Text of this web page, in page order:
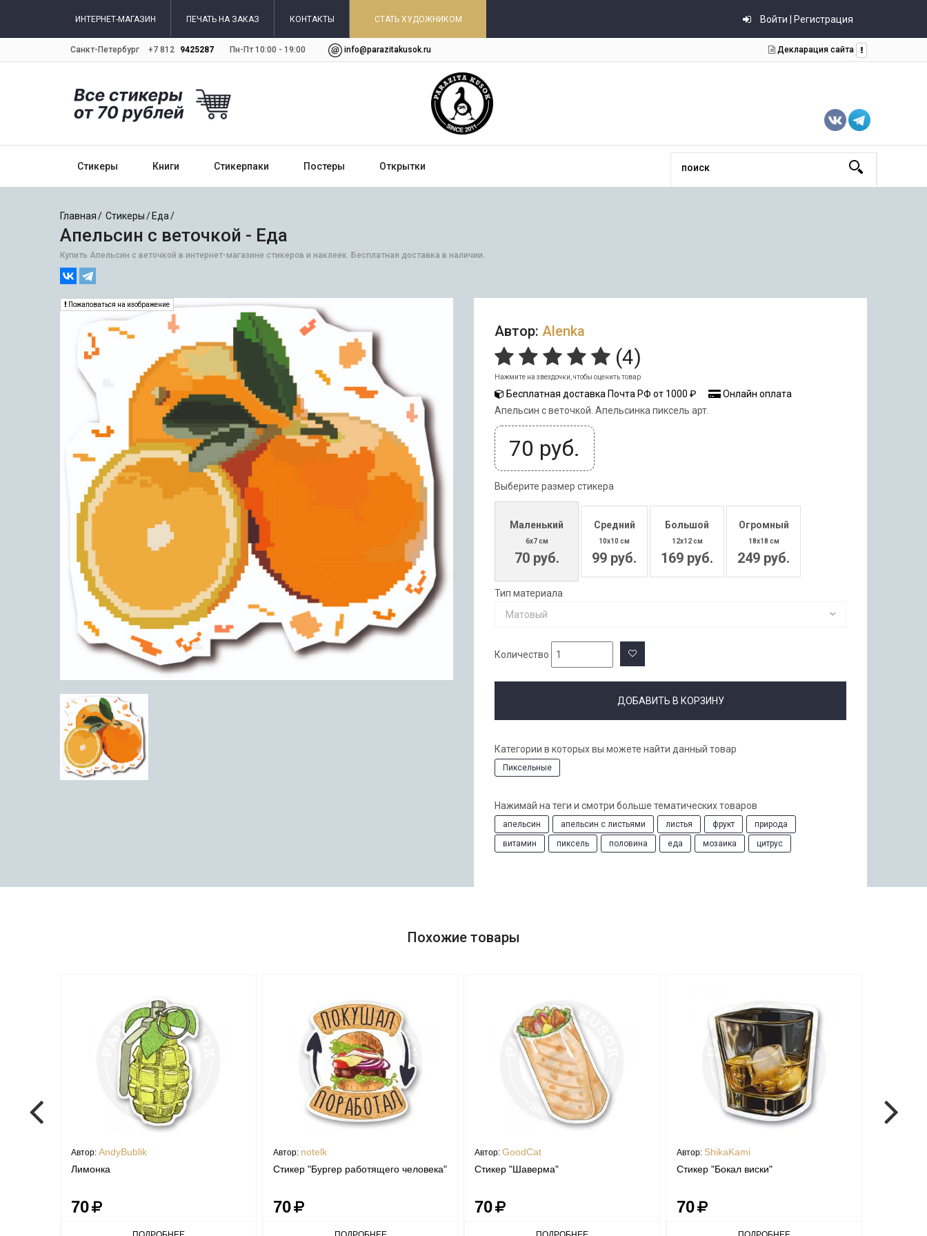
ИНТЕРНЕТ-МАГАЗИН ПЕЧАТЬ НА ЗАКАЗ КОНТАКТЫ СТАТЬ ХУДОЖНИКОМ Войти | Регистрация
Санкт-Петербург +7 812 9425287 Пн-Пт 10:00 - 19:00 info@parazitakusok.ru Декларация сайта
Стикеры Книги Стикерпаки Постеры Открытки
Главная Стикеры Еда
Апельсин с веточкой - Еда
Купить Апельсин с веточкой в интернет-магазине стикеров и наклеек. Бесплатная доставка в наличии.
Пожаловаться на изображение
Автор: Alenka
(4)
Нажмите на звездочки, чтобы оценить товар
Бесплатная доставка Почта РФ от 1000 ₽
Онлайн оплата
Апельсин с веточкой. Апельсинка пиксель арт.
70 руб.
Выберите размер стикера
Маленький
6x7 см
70 руб.
Средний
10x10 см
99 руб.
Большой
12x12 см
169 руб.
Огромный
18x18 см
249 руб.
Тип материала
Матовый
Количество
ДОБАВИТЬ В КОРЗИНУ
Категории в которых вы можете найти данный товар
Пиксельные
Нажимай на теги и смотри больше тематических товаров
апельсин апельсин с листьями листья фрукт
природа
витамин
пиксель половина еда мозаика цитрус
Похожие товары
Автор: AndyBublik
Лимонка
70
Автор: notelk
Стикер "Бургер работящего человека"
70
Автор: GoodCat
Стикер "Шаверма"
70
Автор: ShikaKami
Стикер "Бокал виски"
70